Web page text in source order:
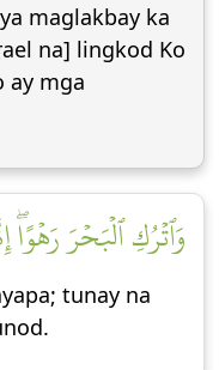
maglakbay ka
na] lingkod Ko
ay mga
وَٱتۡرُكِ ٱلۡبَحۡرَ رَهۡوًاۖ
tunay na